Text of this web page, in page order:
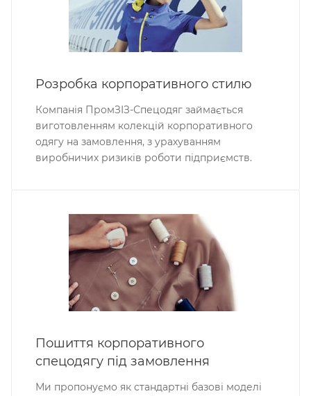
Розробка корпоративного стилю
Компанія ПромЗІЗ-Спецодяг займається
виготовленням колекцій корпоративного
одягу на замовлення, з урахуванням
виробничих ризиків роботи підприємств.
Пошиття корпоративного
спецодягу під замовлення
Ми пропонуємо як стандартні базові моделі